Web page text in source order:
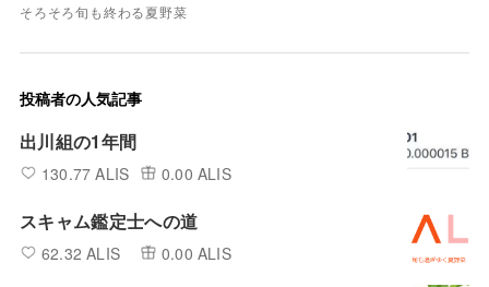
そろそろ旬も終わる夏野菜
投稿者の人気記事
出川組の1年間
130.77 ALIS 0.00 ALIS
スキャム鑑定士への道
62.32 ALIS 0.00 ALIS